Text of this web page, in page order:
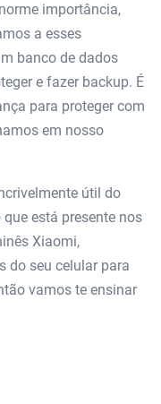
importância,
a esses
banco de dados
e fazer backup. É
para proteger com
em nosso
útil do
está presente nos
Xiaomi,
do seu celular para
vamos te ensinar